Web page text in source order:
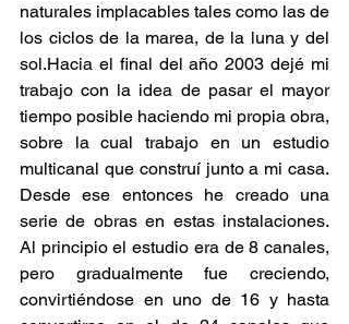
naturales implacables tales como las de
los ciclos de la marea, de la luna y del
sol.Hacia el final del año 2003 dejé mi
trabajo con la idea de pasar el mayor
tiempo posible haciendo mi propia obra,
sobre la cual trabajo en un estudio
multicanal que construí junto a mi casa.
Desde ese entonces he creado una
serie de obras en estas instalaciones.
Al principio el estudio era de 8 canales,
pero gradualmente fue creciendo,
convirtiéndose en uno de 16 y hasta